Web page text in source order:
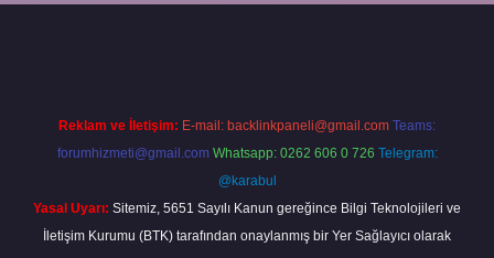
Reklam ve İletişim: E-mail: backlinkpaneli@gmail.com Teams:
forumhizmeti@gmail.com Whatsapp: 0262 606 0 726 Telegram:
@karabul
Yasal Uyarı: Sitemiz, 5651 Sayılı Kanun gereğince Bilgi Teknolojileri ve
İletişim Kurumu (BTK) tarafından onaylanmış bir Yer Sağlayıcı olarak